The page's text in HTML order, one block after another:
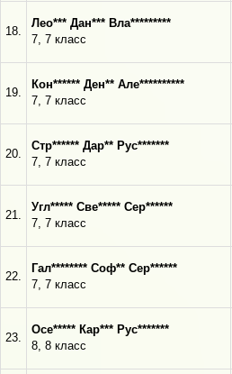
18.
Лео*** Дан*** Вла*********
7, 7 класс
19.
Кон****** Ден** Але**********
7, 7 класс
20.
Стр****** Дар** Рус*******
7, 7 класс
21.
Угл***** Све***** Сер******
7, 7 класс
22.
Гал******** Соф** Сер******
7, 7 класс
23.
Осе***** Кар*** Рус*******
8, 8 класс